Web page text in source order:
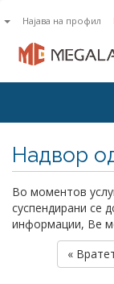
Најава на профил
Надвор
Во моментов
суспендирани се
информации, Ве
«